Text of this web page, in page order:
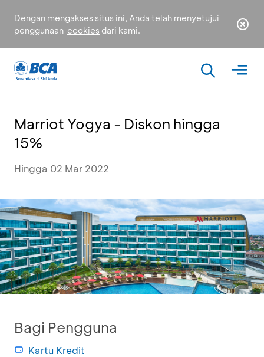
Dengan mengakses situs ini, Anda telah menyetujui
penggunaan cookies dari kami.
Marriot Yogya - Diskon hingga
15%
Hingga 02 Mar 2022
Bagi Pengguna
Kartu Kredit